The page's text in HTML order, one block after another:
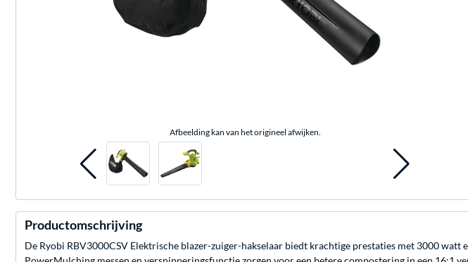
Afbeelding kan van het origineel afwijken.
Productomschrijving
De Ryobi RBV3000CSV Elektrische blazer-zuiger-hakselaar biedt krachtige prestaties met 3000